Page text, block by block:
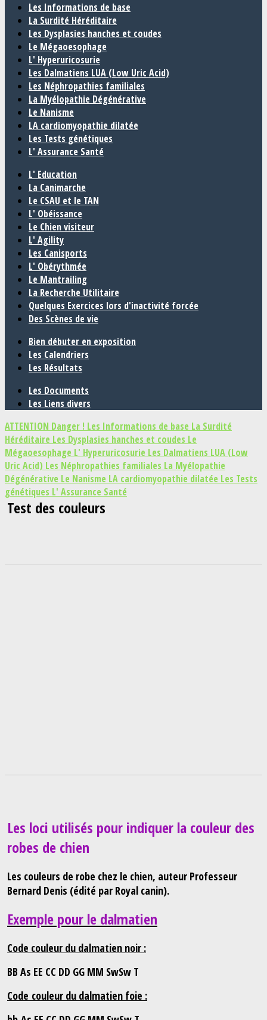
Les Informations de base
La Surdité Héréditaire
Les Dysplasies hanches et coudes
Le Mégaoesophage
L' Hyperuricosurie
Les Dalmatiens LUA (Low Uric Acid)
Les Néphropathies familiales
La Myélopathie Dégénérative
Le Nanisme
LA cardiomyopathie dilatée
Les Tests génétiques
L' Assurance Santé
L' Education
La Canimarche
Le CSAU et le TAN
L' Obéissance
Le Chien visiteur
L' Agility
Les Canisports
L' Obérythmée
Le Mantrailing
La Recherche Utilitaire
Quelques Exercices lors d'inactivité forcée
Des Scènes de vie
Bien débuter en exposition
Les Calendriers
Les Résultats
Les Documents
Les Liens divers
ATTENTION Danger ! Les Informations de base La Surdité
Héréditaire Les Dysplasies hanches et coudes Le
Mégaoesophage L' Hyperuricosurie Les Dalmatiens LUA (Low
Uric Acid) Les Néphropathies familiales La Myélopathie
Dégénérative Le Nanisme LA cardiomyopathie dilatée Les Tests
génétiques L' Assurance Santé
Test des couleurs
Les loci utilisés pour indiquer la couleur des
robes de chien
Les couleurs de robe chez le chien, auteur Professeur
Bernard Denis (édité par Royal canin).
Exemple pour le dalmatien
Code couleur du dalmatien noir :
BB As EE CC DD GG MM SwSw T
Code couleur du dalmatien foie :